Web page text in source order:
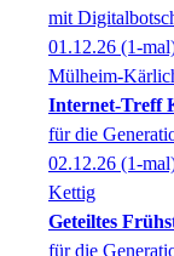
mit
01.12.26 (1-
Mülheim-
Internet-Treff
für die
02.12.26 (1-
Kettig
Geteiltes
für die